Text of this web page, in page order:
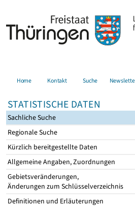
Home Kontakt Suche
STATISTISCHE DATEN
Sachliche Suche
Regionale Suche
Kürzlich bereitgestellte Daten
Allgemeine Angaben, Zuordnungen
Gebietsveränderungen,
Änderungen zum Schlüsselverzeichnis
Definitionen und Erläuterungen